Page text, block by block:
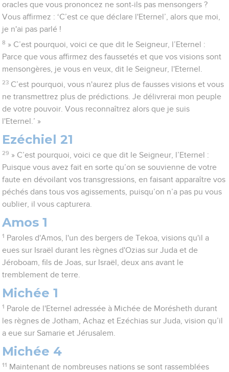
oracles que vous prononcez ne sont-ils pas mensongers ?
Vous affirmez : ‘C’est ce que déclare l'Eternel’, alors que moi,
je n'ai pas parlé !
8 » C’est pourquoi, voici ce que dit le Seigneur, l’Eternel :
Parce que vous affirmez des faussetés et que vos visions sont
mensongères, je vous en veux, dit le Seigneur, l'Eternel.
23 C’est pourquoi, vous n'aurez plus de fausses visions et vous
ne transmettrez plus de prédictions. Je délivrerai mon peuple
de votre pouvoir. Vous reconnaîtrez alors que je suis
l'Eternel.’ »
Ezéchiel 21
29 » C’est pourquoi, voici ce que dit le Seigneur, l’Eternel :
Puisque vous avez fait en sorte qu’on se souvienne de votre
faute en dévoilant vos transgressions, en faisant apparaître vos
péchés dans tous vos agissements, puisqu’on n’a pas pu vous
oublier, il vous capturera.
Amos 1
1 Paroles d'Amos, l'un des bergers de Tekoa, visions qu'il a
eues sur Israël durant les règnes d'Ozias sur Juda et de
Jéroboam, fils de Joas, sur Israël, deux ans avant le
tremblement de terre.
Michée 1
1 Parole de l'Eternel adressée à Michée de Morésheth durant
les règnes de Jotham, Achaz et Ezéchias sur Juda, vision qu’il
a eue sur Samarie et Jérusalem.
Michée 4
11 Maintenant de nombreuses nations se sont rassemblées